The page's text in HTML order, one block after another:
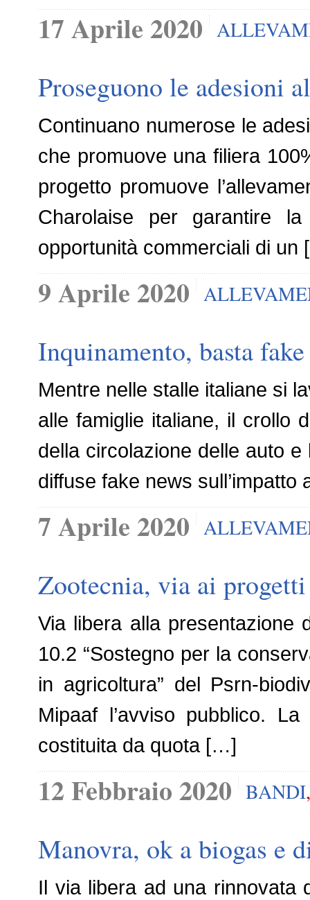
17 Aprile 2020
Proseguono le adesioni
Continuano numerose le
che promuove una filiera
progetto promuove
Charolaise per garantire
opportunità commerciali di
9 Aprile 2020
Inquinamento, basta
Mentre nelle stalle italiane si
alle famiglie italiane, il crollo
della circolazione delle auto
diffuse fake news sull’impatto
7 Aprile 2020
Zootecnia, via ai
Via libera alla presentazione
10.2 “Sostegno per la
in agricoltura” del Psrn-
Mipaaf l’avviso pubblico.
costituita da quota […]
12 Febbraio 2020 BANDI
Manovra, ok a biogas e
Il via libera ad una rinnovata